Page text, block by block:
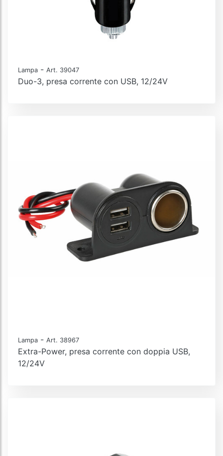
Lampa - Art. 39047
Duo-3, presa corrente con USB, 12/24V
Lampa - Art. 38967
Extra-Power, presa corrente con doppia USB,
12/24V